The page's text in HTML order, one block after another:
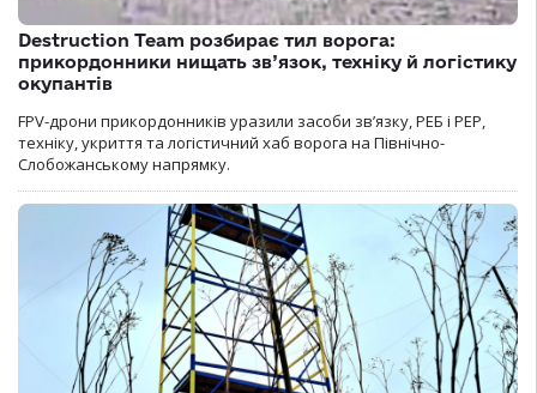
Destruction Team розбирає тил ворога:
прикордонники нищать зв’язок, техніку й логістику
окупантів
FPV-дрони прикордонників уразили засоби зв’язку, РЕБ і РЕР,
техніку, укриття та логістичний хаб ворога на Північно-
Слобожанському напрямку.